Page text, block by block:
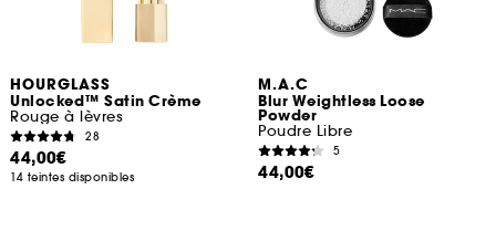
HOURGLASS
Unlocked™ Satin Crème
Rouge à lèvres
28
44,00€
14 teintes disponibles
M.A.C
Blur Weightless Loose
Powder
Poudre Libre
5
44,00€